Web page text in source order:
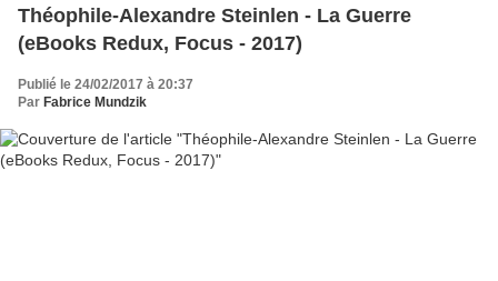
Théophile-Alexandre Steinlen - La Guerre
(eBooks Redux, Focus - 2017)
Publié le 24/02/2017 à 20:37
Par Fabrice Mundzik